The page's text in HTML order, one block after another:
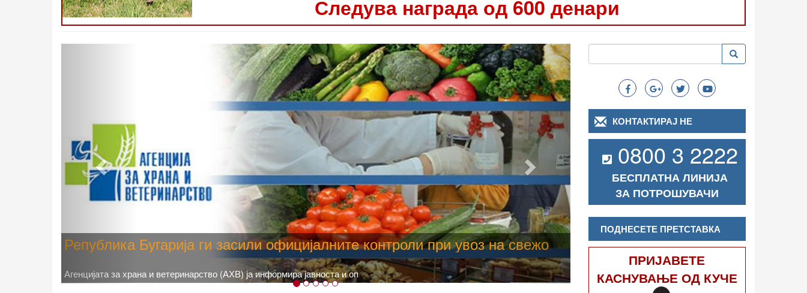
Следува награда од 600 денари
Високите температури ризик од труење со храна, опасни се и за
животните
Новото најавено зголемување на дневните температури, кое според метеоролозите во одредени региони ќе достигне 40
степени, ги зголемува ризиците од појава на труење со храна.
Следно
Search
Пребарување Пребарување
КОНТАКТИРАЈ НЕ
0800 3 2222
БЕСПЛАТНА ЛИНИЈА
ЗА ПОТРОШУВАЧИ
ПОДНЕСЕТЕ ПРЕТСТАВКА
ПРИЈАВЕТЕ
КАСНУВАЊЕ ОД КУЧЕ